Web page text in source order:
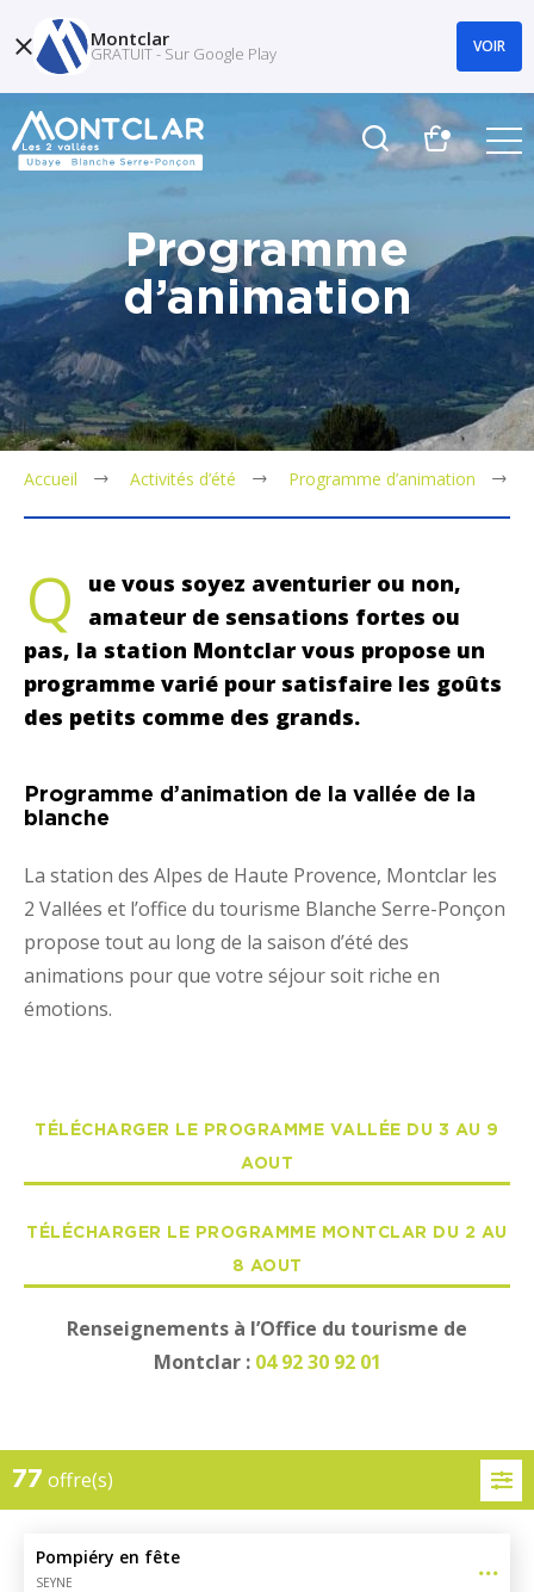
Programme
d’animation
Accueil Activités d’été Programme d’animation
Q
ue vous soyez aventurier ou non,
amateur de sensations fortes ou
pas, la station Montclar vous propose un
programme varié pour satisfaire les goûts
des petits comme des grands.
Programme d’animation de la vallée de la
blanche
La station des Alpes de Haute Provence, Montclar les
2 Vallées et l’office du tourisme Blanche Serre-Ponçon
propose tout au long de la saison d’été des
animations pour que votre séjour soit riche en
émotions.
TÉLÉCHARGER LE PROGRAMME VALLÉE DU 3 AU 9
AOUT
TÉLÉCHARGER LE PROGRAMME MONTCLAR DU 2 AU
8 AOUT
Renseignements à l’Office du tourisme de
Montclar : 04 92 30 92 01
77 offre(s)
Pompiéry en fête
SEYNE
Montclar
GRATUIT - Sur Google Play VOIR